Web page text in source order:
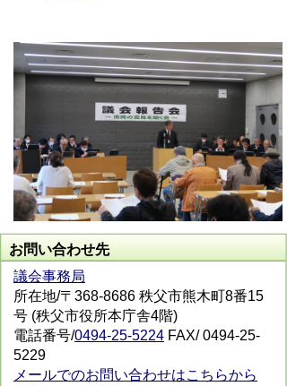
お問い合わせ先
議会事務局
所在地/〒368-8686 秩父市熊木町8番15
号 (秩父市役所本庁舎4階)
電話番号/0494-25-5224 FAX/ 0494-25-
5229
メールでのお問い合わせはこちらから